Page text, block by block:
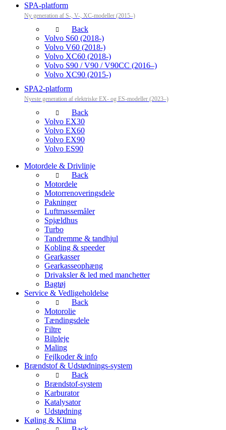
SPA-platform
Ny generation af S-, V-, XC-modeller (2015–)
Back
Volvo S60 (2018-)
Volvo V60 (2018-)
Volvo XC60 (2018-)
Volvo S90 / V90 / V90CC (2016–)
Volvo XC90 (2015-)
SPA2-platform
Nyeste generation af elektriske EX- og ES-modeller (2023–)
Back
Volvo EX30
Volvo EX60
Volvo EX90
Volvo ES90
Motordele & Drivlinje
Back
Motordele
Motorrenoveringsdele
Pakninger
Luftmassemåler
Spjældhus
Turbo
Tandremme & tandhjul
Kobling & speeder
Gearkasser
Gearkasseophæng
Drivaksler & led med manchetter
Bagtøj
Service & Vedligeholdelse
Back
Motorolie
Tændingsdele
Filtre
Bilpleje
Maling
Fejlkoder & info
Brændstof & Udstødnings-system
Back
Brændstof-system
Karburator
Katalysator
Udstødning
Køling & Klima